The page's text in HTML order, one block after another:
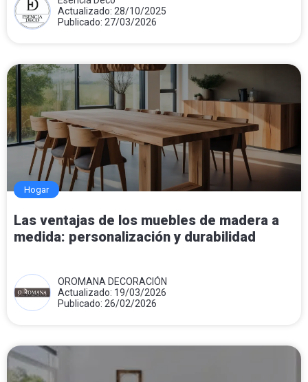
Actualizado: 28/10/2025
Publicado: 27/03/2026
Hogar
Las ventajas de los muebles de madera a
medida: personalización y durabilidad
OROMANA DECORACIÓN
Actualizado: 19/03/2026
Publicado: 26/02/2026